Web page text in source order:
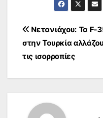
θέλει προβλήματα με
μαχητικών F-35 στην
Άγκυρα, δήλωσε
σήμερα ο Τούρκος
Υπουργός
έπειτα από
συναντήσεις στο
Πλοήγηση
άρθρων
Νετανιάχου: Τα F-
στην Τουρκία
τις ισορροπίες